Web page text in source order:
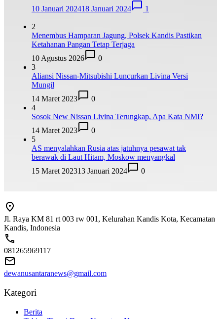
10 Januari 202418 Januari 2024 1
2
Menembus Hamparan Jagung, Polsek Kandis Pastikan
Ketahanan Pangan Tetap Terjaga
10 Agustus 2026
0
3
Aliansi Nissan-Mitsubishi Luncurkan Livina Versi
Mungil
14 Maret 2023
0
4
Sosok New Nissan Livina Terungkap, Apa Kata NMI?
14 Maret 2023
0
5
AS menyalahkan Rusia atas jatuhnya pesawat tak
berawak di Laut Hitam, Moskow menyangkal
15 Maret 202313 Januari 2024 0
Jl. Raya KM 81 rt 003 rw 001, Kelurahan Kandis Kota, Kecamatan
Kandis, Indonesia
081265969117
dewanusantaranews@gmail.com
Kategori
Berita